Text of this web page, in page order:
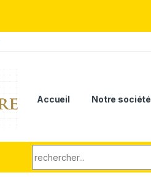
Accueil Notre société